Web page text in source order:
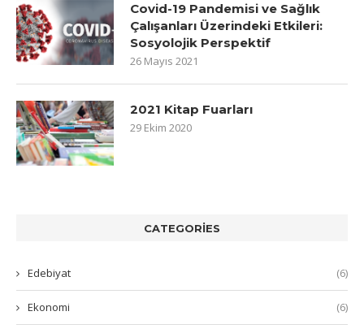
Covid-19 Pandemisi ve Sağlık
Çalışanları Üzerindeki Etkileri:
Sosyolojik Perspektif
26 Mayıs 2021
2021 Kitap Fuarları
29 Ekim 2020
CATEGORIES
Edebiyat (6)
Ekonomi (6)